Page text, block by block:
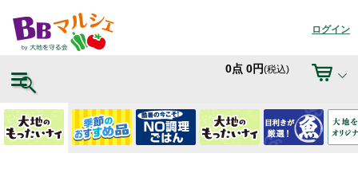
ログイン
0点 0円(税込)